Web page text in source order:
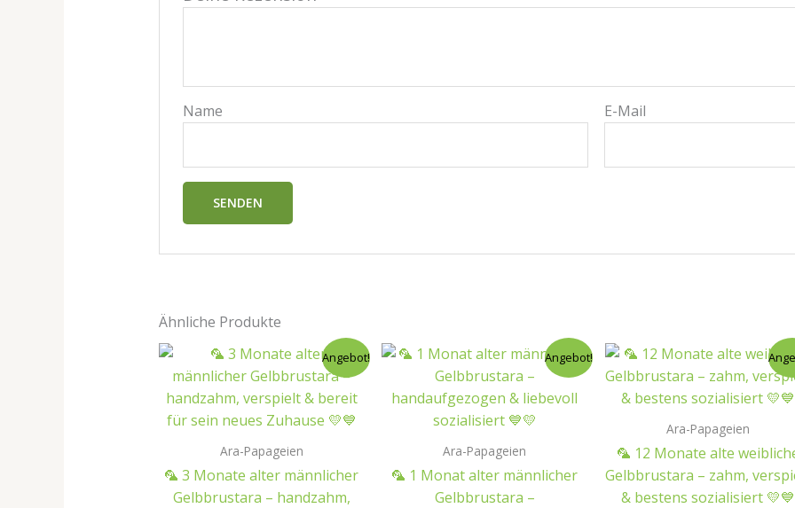
Name E-Mail
Ähnliche Produkte
Angebot!
Ara-Papageien
🦜 3 Monate alter männlicher
Gelbbrustara – handzahm,
Angebot!
Ara-Papageien
🦜 1 Monat alter männlicher
Gelbbrustara –
Ara-Papageien
🦜 12 Monate alte
Gelbbrustara – zahm,
& bestens sozialisiert 💛💙